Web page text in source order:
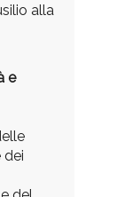
alla
e
dei